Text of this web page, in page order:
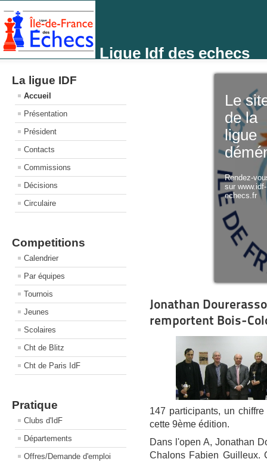
Ligue Idf des echecs
La ligue IDF
Accueil
Présentation
Président
Contacts
Commissions
Décisions
Circulaire
Competitions
Calendrier
Par équipes
Tournois
Jeunes
Scolaires
Cht de Blitz
Cht de Paris IdF
Pratique
Clubs d'IdF
Départements
Offres/Demande d'emploi
Le
de la
ligue
Rendez-
sur
echecs.fr
Jonathan
remportent Bois-
147 participants, un
cette 9ème édition.
Dans l'open A, Jonathan
Chalons Fabien Guilleux.